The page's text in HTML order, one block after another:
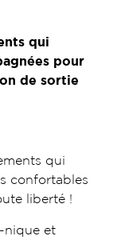
qui
pour
de sortie
qui
confortables
liberté !
nique et